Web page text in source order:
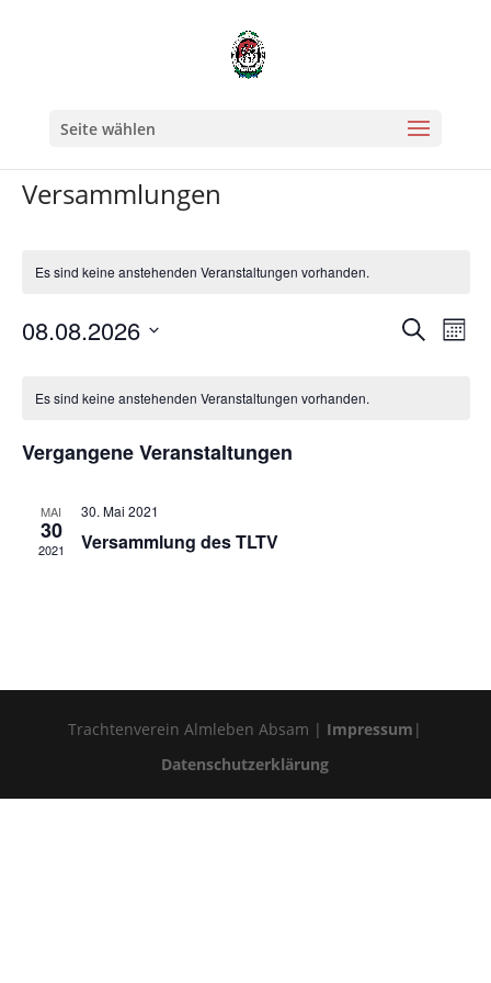
Seite wählen
Versammlungen
Es sind keine anstehenden Veranstaltungen vorhanden.
Suche
Suche
08.08.2026
wählen.
von
Veranstaltungen
Es sind keine anstehenden Veranstaltungen vorhanden.
Vergangene Veranstaltungen
MAI
30
2021
30. Mai 2021
Versammlung des TLTV
Trachtenverein Almleben Absam | Impressum |
Datenschutzerklärung